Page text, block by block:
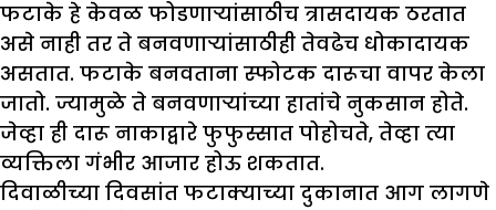
फटाके हे केवळ फोडणाऱ्यांसाठीच त्रासदायक ठरतात
असे नाही तर ते बनवणाऱ्यांसाठीही तेवढेच धोकादायक
असतात. फटाके बनवताना स्फोटक दारूचा वापर केला
जातो. ज्यामुळे ते बनवणाऱ्यांच्या हातांचे नुकसान होते.
जेव्हा ही दारू नाकाद्वारे फुफुस्सात पोहोचते, तेव्हा त्या
व्यक्तिला गंभीर आजार होऊ शकतात.
दिवाळीच्या दिवसांत फटाक्याच्या दुकानात आग लागणे